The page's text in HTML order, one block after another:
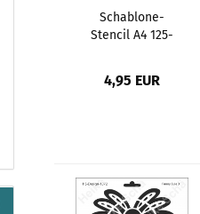
Schablone-
Stencil A4 125-
4,95 EUR